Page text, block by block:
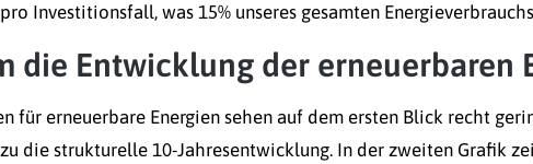
Investitionsfall, was 15% unseres gesamten
die Entwicklung der erneuerbaren
für erneuerbare Energien sehen auf dem ersten Blick recht
die strukturelle 10-Jahresentwicklung. In der zweiten Grafik